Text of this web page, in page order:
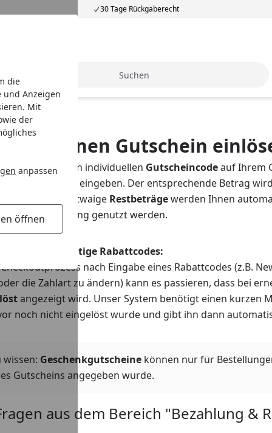
die
und Anzeigen
Mit
der
anpassen
öffnen
30 Tage Rückgaberecht
Suche
ich einen Gutschein
Sie finden Ihren individuellen Gutscheincodeauf Ihrem
(im Checkout) eingeben. Der entsprechende Betrag
. Etwaige Restbeträgewerden Ihnen
einer Bestellung genutzt werden.
- anderweitige Rabattcodes:
nach Eingabe eines Rabattcodes (z.B.
die Zahlart zu ändern) kann es passieren, dass bei
angezeigt wird. Unser System benötigt einen kurzen
noch nicht eingelöst wurde und gibt ihn dann
wissen: Geschenkgutscheine können nur für
Gutscheins angegeben wurde.
aus dem Bereich "Bezahlung &